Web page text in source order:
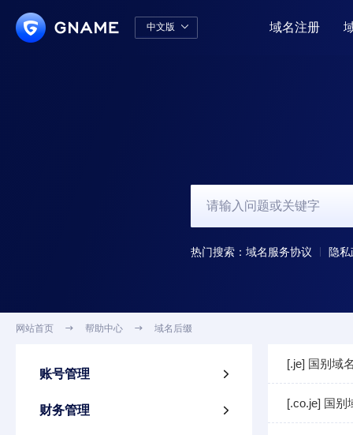
中文版  域名注册
热门搜索： 域名服务协议 隐
网站首页  帮助中心  域名后缀
账号管理 
财务管理 
[.je] 国别域
[.co.je] 国别